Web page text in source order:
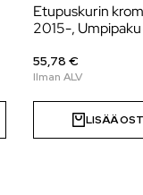
Etupuskurin
2015-, Umpipaku
55,78 €
LISÄÄ